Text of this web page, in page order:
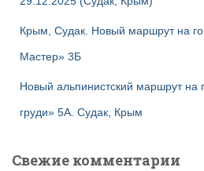
Крым, Судак. Новый маршрут на
Мастер» 3Б
Новый альпинистский маршрут на
груди» 5А. Судак, Крым
Свежие комментарии